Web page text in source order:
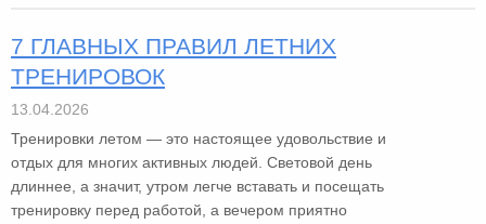
7 ГЛАВНЫХ ПРАВИЛ ЛЕТНИХ
ТРЕНИРОВОК
13.04.2026
Тренировки летом — это настоящее удовольствие и
отдых для многих активных людей. Световой день
длиннее, а значит, утром легче вставать и посещать
тренировку перед работой, а вечером приятно